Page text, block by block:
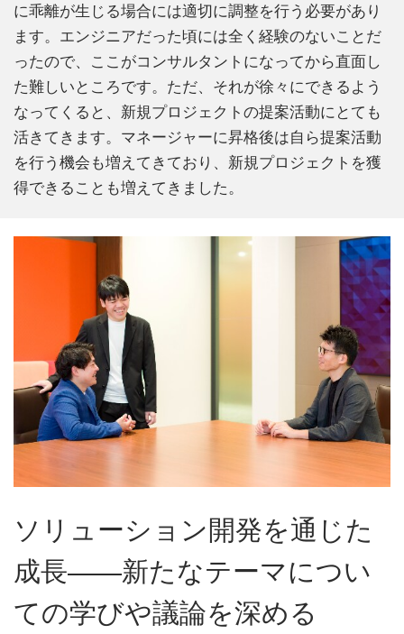
に乖離が生じる場合には適切に調整を行う必要があり
ます。エンジニアだった頃には全く経験のないことだ
ったので、ここがコンサルタントになってから直面し
た難しいところです。ただ、それが徐々にできるよう
なってくると、新規プロジェクトの提案活動にとても
活きてきます。マネージャーに昇格後は自ら提案活動
を行う機会も増えてきており、新規プロジェクトを獲
得できることも増えてきました。
ソリューション開発を通じた
成長――新たなテーマについ
ての学びや議論を深める